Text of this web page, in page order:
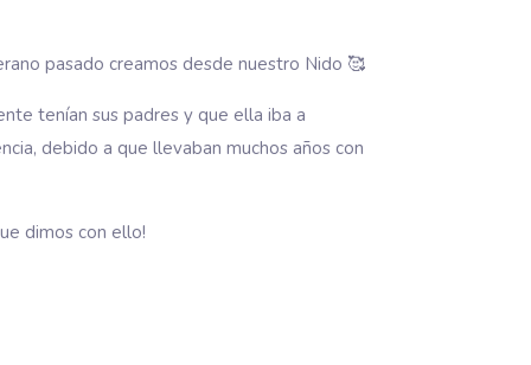
pasado creamos desde nuestro Nido 🥰
tenían sus padres y que ella iba a
debido a que llevaban muchos años con
dimos con ello!